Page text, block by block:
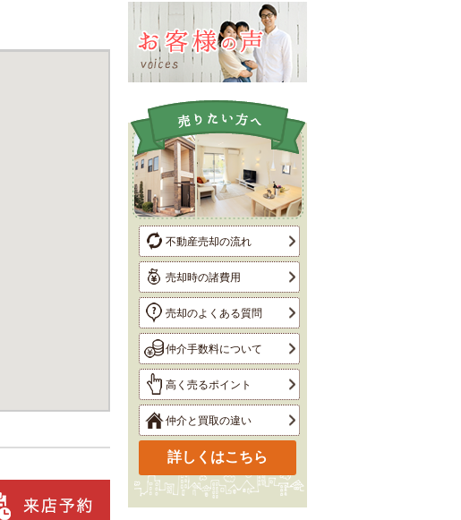
不動産売却の流れ
売却時の諸費用
売却のよくある質問
仲介手数料について
高く売るポイント
仲介と買取の違い
詳しくはこちら